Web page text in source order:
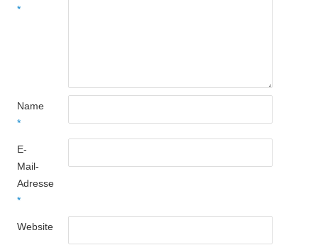
*
Name
*
E-
Mail-
Adresse
*
Website